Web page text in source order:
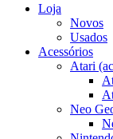
Loja
Novos
Usados
Acessórios
Atari
Neo